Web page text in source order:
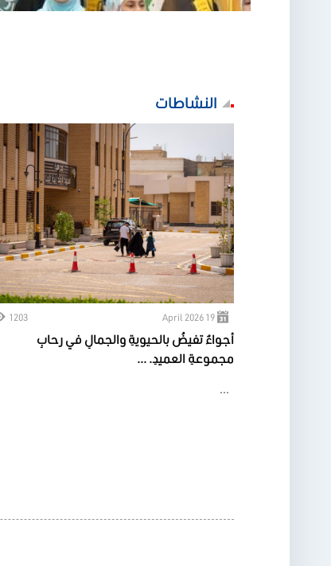
النشاطات
19 April 2026
1203
أجواءٌ تفيضُ بالحيويةِ والجمالِ في رحابِ
مجموعةِ العميدِ. ...
...